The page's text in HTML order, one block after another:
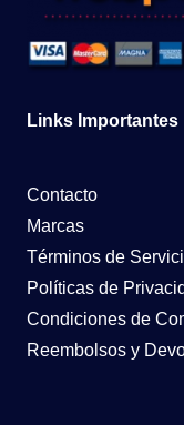
Links Importantes
Contacto
Marcas
Términos de
Políticas de
Condiciones de
Reembolsos y